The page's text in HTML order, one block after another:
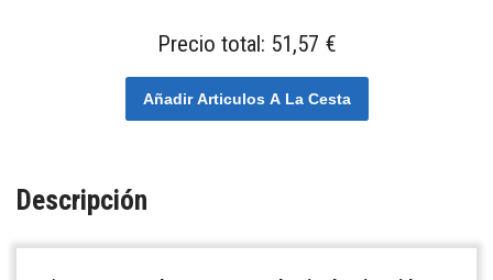
Precio total: 51,57 €
Añadir Articulos A La Cesta
Descripción